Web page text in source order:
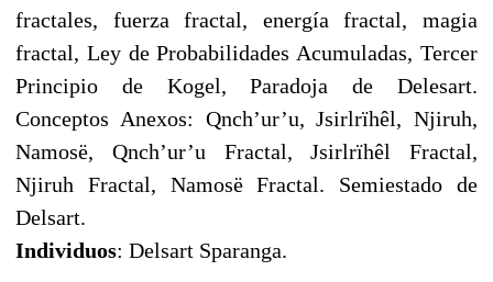
fractales, fuerza fractal, energía fractal, magia
fractal, Ley de Probabilidades Acumuladas, Tercer
Principio de Kogel, Paradoja de Delesart.
Conceptos Anexos: Qnch’ur’u, Jsirlrïhêl, Njiruh,
Namosë, Qnch’ur’u Fractal, Jsirlrïhêl Fractal,
Njiruh Fractal, Namosë Fractal. Semiestado de
Delsart.
Individuos: Delsart Sparanga.